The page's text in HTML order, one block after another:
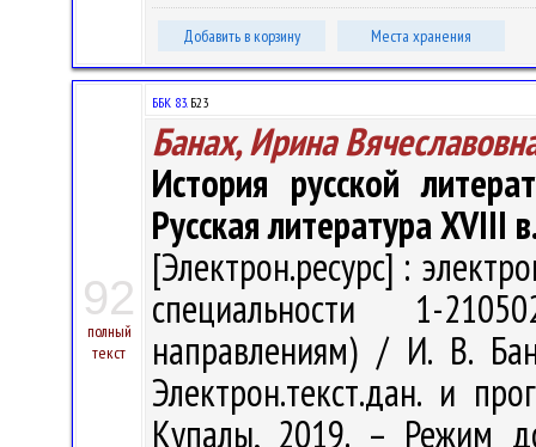
Добавить в корзину Места хранения
92
полный
текст
ББК 83.Б23
Банах, Ирина
История русской
Русская литература XVIII
[Электрон.ресурс] :
специальности 1-
направлениям) / И. В.
Электрон.текст.дан. и
Купалы, 2019. – Режим